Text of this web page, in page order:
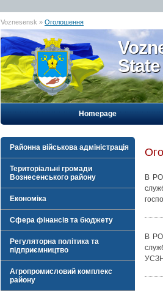
Voznesensk » Оголошення
Homepage
Районна військова адміністрація
Територіальні громади
Вознесенського району
Економіка
Сфера фінансів та бюджету
Регуляторна політика та
підприємництво
Агропромисловий комплекс
району
В
В